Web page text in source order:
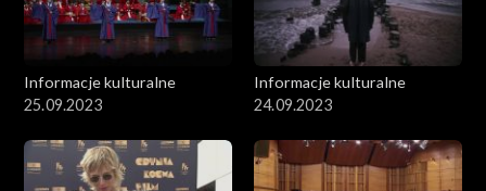
Informacje kulturalne
25.09.2023
Informacje kulturalne
24.09.2023